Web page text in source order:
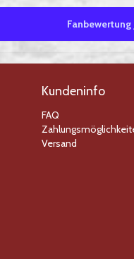
Kundeninfo
FAQ
Versand